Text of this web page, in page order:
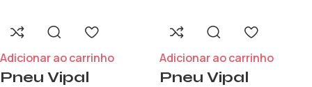
Adicionar ao carrinho
Pneu Vipal
Adicionar ao carrinho
Pneu Vipal